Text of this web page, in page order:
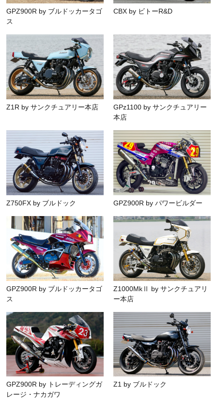
GPZ900R by ブルドッカータゴ
ス
CBX by ビトーR&D
Z1R by サンクチュアリー本店
GPz1100 by サンクチュアリー
本店
Z750FX by ブルドック GPZ900R by パワービルダー
GPZ900R by ブルドッカータゴ
ス
Z1000MkⅡ by サンクチュアリ
ー本店
GPZ900R by トレーディングガ
レージ・ナカガワ
Z1 by ブルドック